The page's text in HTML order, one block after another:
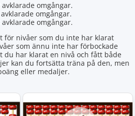
omgångar.
omgångar.
omgångar.
för nivåer som du inte har klarat
som ännu inte har förbockade
du har klarat en nivå och fått både
kan du fortsätta träna på den, men
eller medaljer.